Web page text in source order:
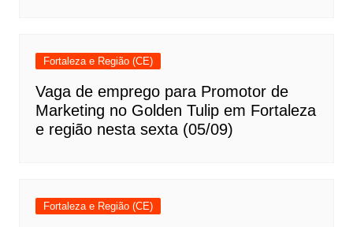
Fortaleza e Região (CE)
Vaga de emprego para Promotor de
Marketing no Golden Tulip em Fortaleza
e região nesta sexta (05/09)
Fortaleza e Região (CE)